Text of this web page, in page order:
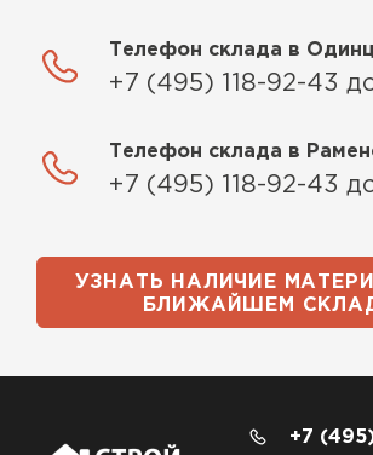
Телефон склада в
+7 (495) 118-92-43
Телефон склада в
+7 (495) 118-92-43
УЗНАТЬ НАЛИЧИЕ
БЛИЖАЙШЕМ
+7